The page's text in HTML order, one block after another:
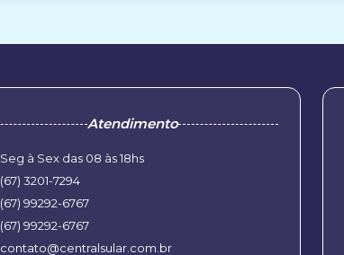
Atendimento
Seg à Sex das 08 às 18hs
(67) 3201-7294
(67) 99292-6767
(67) 99292-6767
contato@centralsular.com.br